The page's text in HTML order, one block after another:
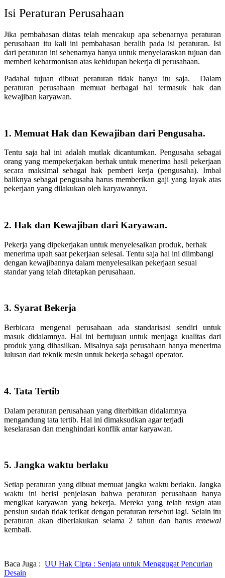
Isi Peraturan Perusahaan
Jika pembahasan diatas telah mencakup apa sebenarnya peraturan
perusahaan itu kali ini pembahasan beralih pada isi peraturan. Isi
dari peraturan ini sebenarnya hanya untuk menyelaraskan tujuan dan
memberi keharmonisan atas kehidupan bekerja di perusahaan.
Padahal tujuan dibuat peraturan tidak hanya itu saja. Dalam
peraturan perusahaan memuat berbagai hal termasuk hak dan
kewajiban karyawan.
1. Memuat Hak dan Kewajiban dari Pengusaha.
Tentu saja hal ini adalah mutlak dicantumkan. Pengusaha sebagai
orang yang mempekerjakan berhak untuk menerima hasil pekerjaan
secara maksimal sebagai hak pemberi kerja (pengusaha). Imbal
baliknya sebagai pengusaha harus memberikan gaji yang layak atas
pekerjaan yang dilakukan oleh karyawannya.
2. Hak dan Kewajiban dari Karyawan.
Pekerja yang dipekerjakan untuk menyelesaikan produk, berhak
menerima upah saat pekerjaan selesai. Tentu saja hal ini diimbangi
dengan kewajibannya dalam menyelesaikan pekerjaan sesuai
standar yang telah ditetapkan perusahaan.
3. Syarat Bekerja
Berbicara mengenai perusahaan ada standarisasi sendiri untuk
masuk didalamnya. Hal ini bertujuan untuk menjaga kualitas dari
produk yang dihasilkan. Misalnya saja perusahaan hanya menerima
lulusan dari teknik mesin untuk bekerja sebagai operator.
4. Tata Tertib
Dalam peraturan perusahaan yang diterbitkan didalamnya
mengandung tata tertib. Hal ini dimaksudkan agar terjadi
keselarasan dan menghindari konflik antar karyawan.
5. Jangka waktu berlaku
Setiap peraturan yang dibuat memuat jangka waktu berlaku. Jangka
waktu ini berisi penjelasan bahwa peraturan perusahaan hanya
mengikat karyawan yang bekerja. Mereka yang telah resignatau
pensiun sudah tidak terikat dengan peraturan tersebut lagi. Selain itu
peraturan akan diberlakukan selama 2 tahun dan harus renewal
kembali.
Baca Juga : UU Hak Cipta : Senjata untuk Menggugat Pencurian
Desain